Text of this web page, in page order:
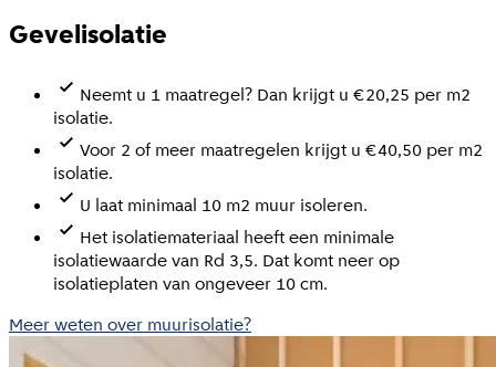
Gevelisolatie
Neemt u 1 maatregel? Dan krijgt u €20,25 per m2
isolatie.
Voor 2 of meer maatregelen krijgt u €40,50 per m2
isolatie.
U laat minimaal 10 m2 muur isoleren.
Het isolatiemateriaal heeft een minimale
isolatiewaarde van Rd 3,5. Dat komt neer op
isolatieplaten van ongeveer 10 cm.
Meer weten over muurisolatie?